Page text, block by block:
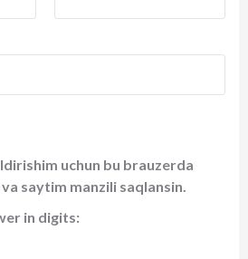
uchun bu brauzerda
saytim manzili saqlansin.
in digits: